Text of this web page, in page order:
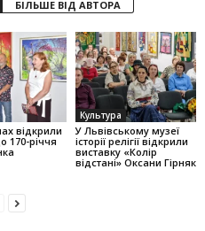
БІЛЬШЕ ВІД АВТОРА
відкрили
170-річчя
Культура
У Львівському музеї
історії релігії відкрили
виставку «Колір
відстані» Оксани Гірняк